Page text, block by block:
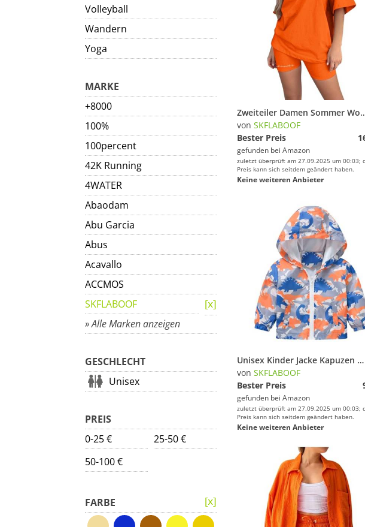
Volleyball
Wandern
Yoga
MARKE
+8000
100%
100percent
42K Running
4WATER
Abaodam
Abu Garcia
Abus
Acavallo
ACCMOS
SKFLABOOF
» Alle Marken anzeigen
GESCHLECHT
Unisex
PREIS
0-25 €
25-50 €
50-100 €
FARBE
Zweiteiler Damen Sommer Workout Set Sport
von SKFLABOOF
Bester Preis
gefunden bei Amazon
zuletzt überprüft am 27.09.2025 um 00:03;
Preis kann sich seitdem geändert haben.
Keine weiteren Anbieter
Unisex Kinder Jacke Kapuzen Dinosaurier Cartoon Aufdruck Jacken Frühling/Herbst/Sommer Outwear Mädchen Jungen Bequem Leichte Softshelljacke übergangsjacke Sommerjacke für Outdoor Sport Orange 120
von SKFLABOOF
Bester Preis
gefunden bei Amazon
zuletzt überprüft am 27.09.2025 um 00:03;
Preis kann sich seitdem geändert haben.
Keine weiteren Anbieter